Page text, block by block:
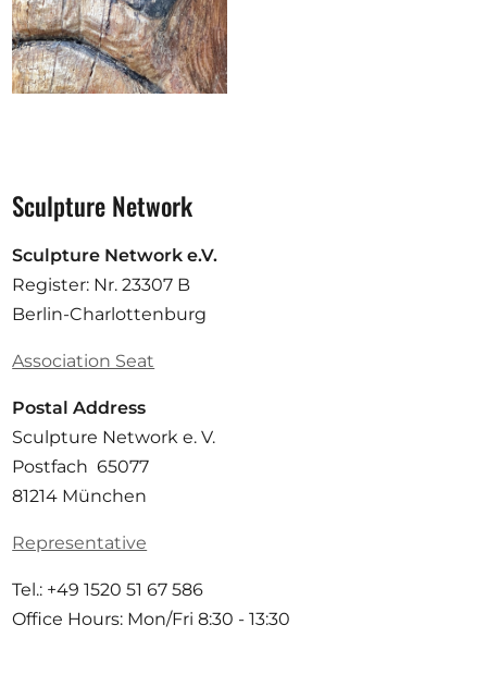
Sculpture Network
Sculpture Network e.V.
Register: Nr. 23307 B
Berlin-Charlottenburg
Association Seat
Postal Address
Sculpture Network e. V.
Postfach 65077
81214 München
Representative
Tel.: +49 1520 51 67 586
Office Hours: Mon/Fri 8:30 - 13:30